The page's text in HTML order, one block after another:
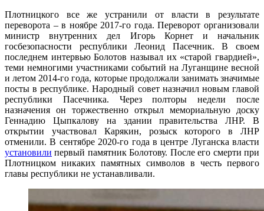
Плотницкого все же устранили от власти в результате
переворота – в ноябре 2017-го года. Переворот организовали
министр внутренних дел Игорь Корнет и начальник
госбезопасности республики Леонид Пасечник. В своем
последнем интервью Болотов называл их «старой гвардией»,
теми немногими участниками событий на Луганщине весной
и летом 2014-го года, которые продолжали занимать значимые
посты в республике. Народный совет назначил новым главой
республики Пасечника. Через полторы недели после
назначения он торжественно открыл мемориальную доску
Геннадию Цыпкалову на здании правительства ЛНР. В
открытии участвовал Карякин, розыск которого в ЛНР
отменили. В сентябре 2020-го года в центре Луганска власти
установили первый памятник Болотову. После его смерти при
Плотницком никаких памятных символов в честь первого
главы республики не устанавливали.